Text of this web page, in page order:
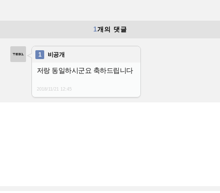
1개의 댓글
1 비공개
저랑 동일하시군요 축하드립니다
2018/11/21 12:45